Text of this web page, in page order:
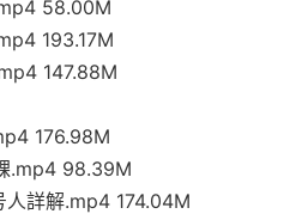
58.00M
193.17M
147.88M
176.98M
.mp4 98.39M
詳解.mp4 174.04M